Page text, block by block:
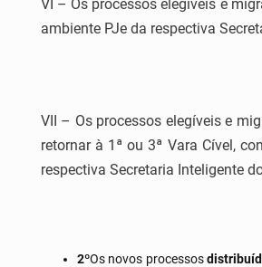
VI – Os processos elegíveis e
ambiente PJe da respectiva
VII – Os processos elegíveis e
retornar à 1ª ou 3ª Vara Cível,
respectiva Secretaria Inteligente
2ºOs novos processos